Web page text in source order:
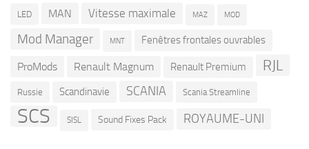
LED MAN Vitesse maximale MAZ MOD
Mod Manager MNT Fenêtres frontales ouvrables
ProMods Renault Magnum Renault Premium RJL
Russie Scandinavie SCANIA Scania Streamline
SCS SISL Sound Fixes Pack ROYAUME-UNI